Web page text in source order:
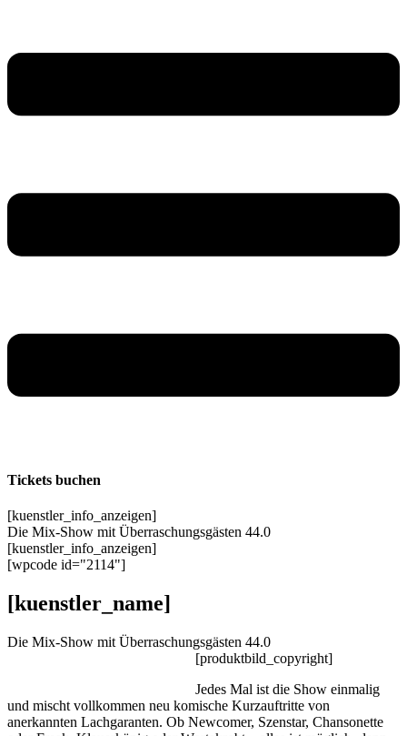
Tickets buchen
[kuenstler_info_anzeigen]
Die Mix-Show mit Überraschungsgästen 44.0
[kuenstler_info_anzeigen]
[wpcode id="2114"]
[kuenstler_name]
Die Mix-Show mit Überraschungsgästen 44.0
[produktbild_copyright]
Jedes Mal ist die Show einmalig
und mischt vollkommen neu komische Kurzauftritte von
anerkannten Lachgaranten. Ob Newcomer, Szenstar, Chansonette